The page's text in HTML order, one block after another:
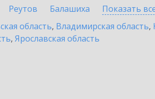
Реутов Балашиха Показать
область, Владимирская область,
, Ярославская область